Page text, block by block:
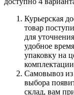
Курьерская
товар
для
удобное
упаковку на
Самовывоз из
выбора
склад, вам